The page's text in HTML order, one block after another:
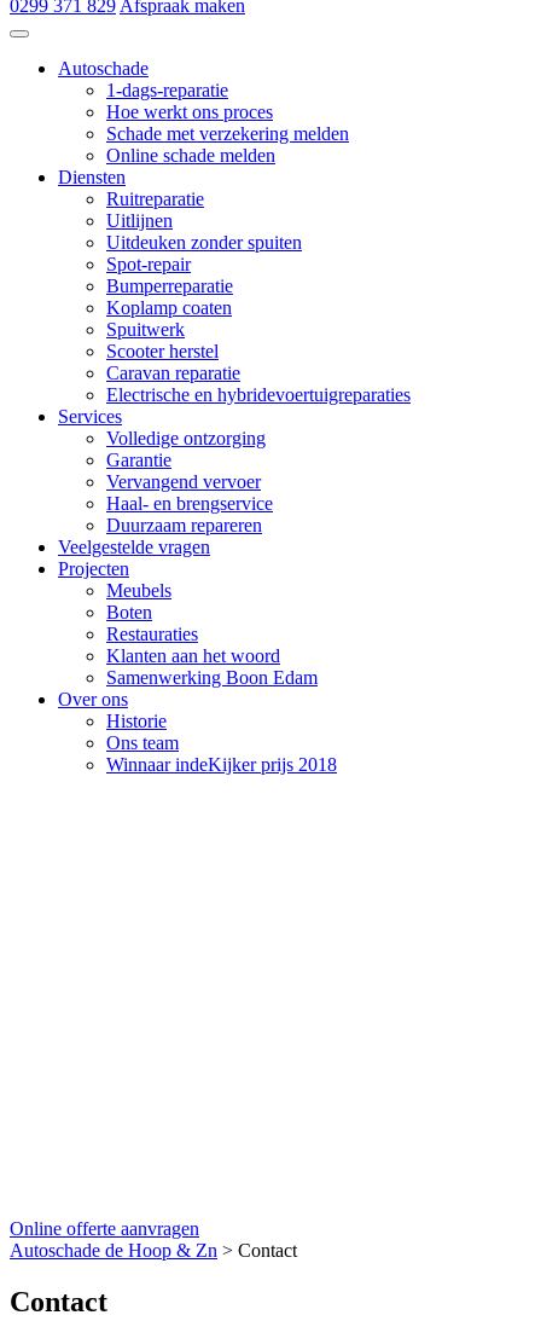
0299 371 829 Afspraak maken
Autoschade
1-dags-reparatie
Hoe werkt ons proces
Schade met verzekering melden
Online schade melden
Diensten
Ruitreparatie
Uitlijnen
Uitdeuken zonder spuiten
Spot-repair
Bumperreparatie
Koplamp coaten
Spuitwerk
Scooter herstel
Caravan reparatie
Electrische en hybridevoertuigreparaties
Services
Volledige ontzorging
Garantie
Vervangend vervoer
Haal- en brengservice
Duurzaam repareren
Veelgestelde vragen
Projecten
Meubels
Boten
Restauraties
Klanten aan het woord
Samenwerking Boon Edam
Over ons
Historie
Ons team
Winnaar indeKijker prijs 2018
Online offerte aanvragen
Autoschade de Hoop & Zn > Contact
Contact